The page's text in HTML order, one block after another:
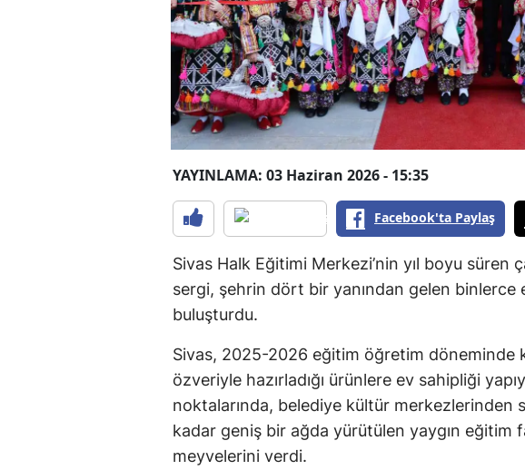
YAYINLAMA: 03 Haziran 2026 - 15:35
Facebook'ta Paylaş
Sivas Halk Eğitimi Merkezi’nin yıl boyu süren
sergi, şehrin dört bir yanından gelen binlerce
buluşturdu.
Sivas, 2025-2026 eğitim öğretim döneminde
özveriyle hazırladığı ürünlere ev sahipliği
noktalarında, belediye kültür merkezlerinden
kadar geniş bir ağda yürütülen yaygın eğitim
meyvelerini verdi.